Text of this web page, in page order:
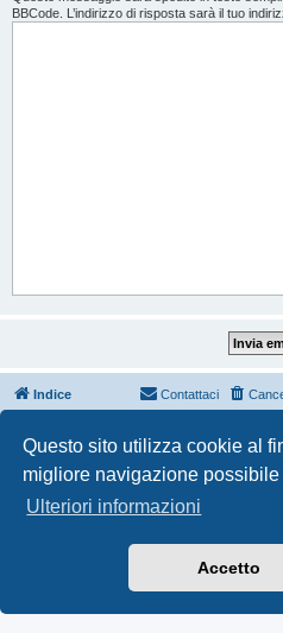
Questo sito utilizza cookie al
migliore navigazione possibile
Ulteriori informazioni
Accetto
BBCode. L’indirizzo di risposta sarà il tuo
Indice Contattaci
Creato da
® Forum
Privacy|